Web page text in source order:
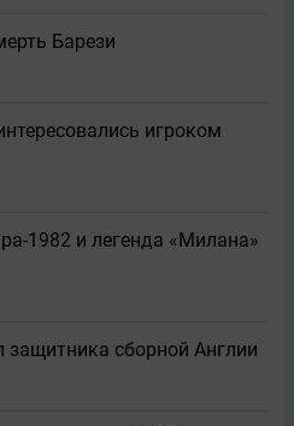
Барези
игроком
1982 и легенда «Милана»
защитника сборной Англии